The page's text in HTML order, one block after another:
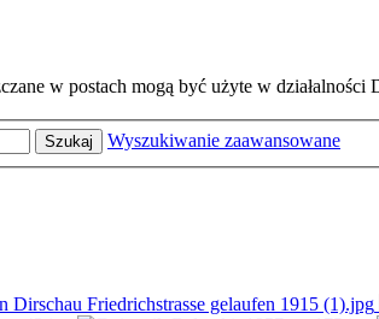
w postach mogą być użyte w
Szukaj
Wyszukiwanie zaawansowane